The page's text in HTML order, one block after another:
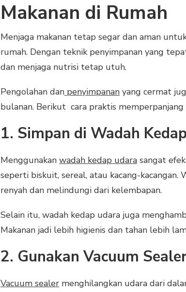
Makanan di Rumah
Menjaga makanan tetap segar dan aman
rumah. Dengan teknik penyimpanan yang
dan menjaga nutrisi tetap utuh.
Pengolahan dan penyimpanan yang cermat
bulanan. Berikut cara praktis
1. Simpan di Wadah
Menggunakan wadah kedap udara sangat
seperti biskuit, sereal, atau kacang-kacangan.
renyah dan melindungi dari kelembapan.
Selain itu, wadah kedap udara juga
Makanan jadi lebih higienis dan tahan lebih
2. Gunakan Vacuum
Vacuum sealer menghilangkan udara dari